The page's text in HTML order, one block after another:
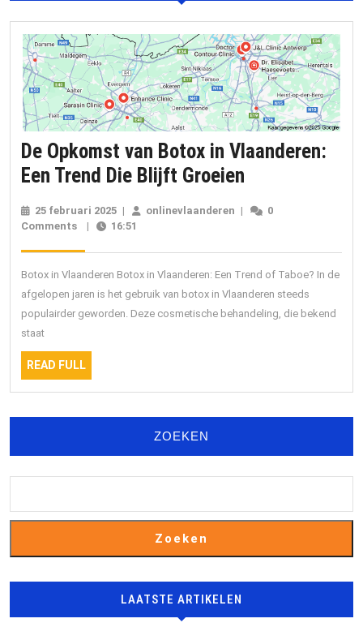
De Opkomst van Botox in Vlaanderen:
Een Trend Die Blijft Groeien
van
Botox
in
Vlaanderen:
Een
Blijft
Groeien
25 februari 2025 25
februari
| onlinevlaanderen onlinevlaanderen
|
0
Comments
| 16:51
Botox in Vlaanderen Botox in Vlaanderen: Een Trend of Taboe? In de
afgelopen jaren is het gebruik van botox in Vlaanderen steeds
populairder geworden. Deze cosmetische behandeling, die bekend
staat
READ FULLREAD
FULL
ZOEKEN
Zoeken
LAATSTE ARTIKELEN